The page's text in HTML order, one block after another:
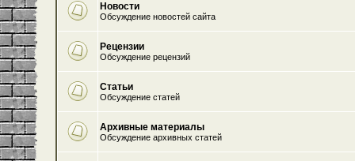
Новости
Обсуждение новостей сайта
Рецензии
Обсуждение рецензий
Статьи
Обсуждение статей
Архивные материалы
Обсуждение архивных статей